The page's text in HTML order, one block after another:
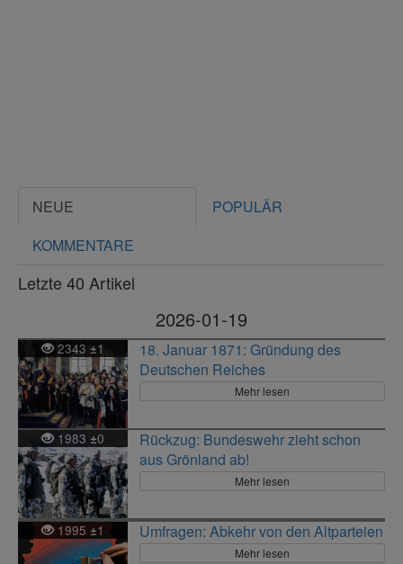
NEUE
POPULÄR
KOMMENTARE
Letzte 40 Artikel
2026-01-19
2343±1
18. Januar 1871: Gründung des
Deutschen Reiches
Mehr lesen
1983 ±0
Rückzug: Bundeswehr zieht schon
aus Grönland ab!
Mehr lesen
1995 ±1 Umfragen: Abkehr von den Altparteien
Mehr lesen